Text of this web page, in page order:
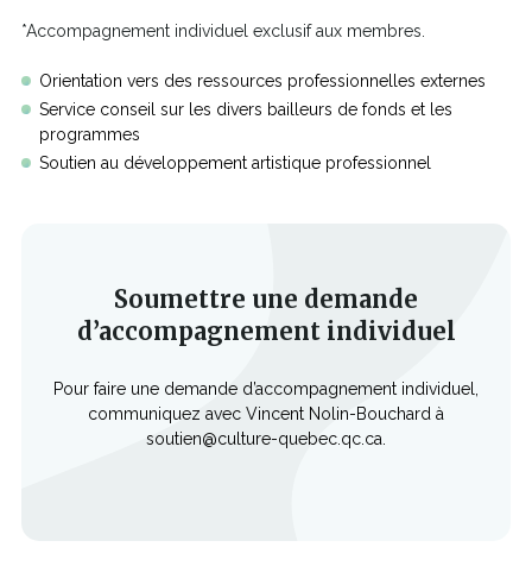
*Accompagnement individuel exclusif aux membres.
Orientation vers des ressources professionnelles externes
Service conseil sur les divers bailleurs de fonds et les
programmes
Soutien au développement artistique professionnel
Soumettre une demande
d’accompagnement individuel
Pour faire une demande d’accompagnement individuel,
communiquez avec Vincent Nolin-Bouchard à
soutien@culture-quebec.qc.ca.